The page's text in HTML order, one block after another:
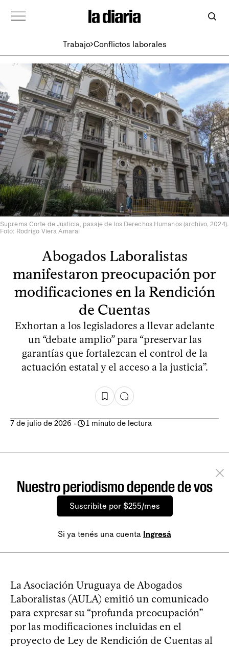
Trabajo Conflictos laborales
Suprema Corte de Justicia, pasaje de los Derechos Humanos (archivo, 2024).
Foto: Rodrigo Viera Amaral
Abogados Laboralistas
manifestaron preocupación por
modificaciones en la Rendición
de Cuentas
Exhortan a los legisladores a llevar adelante
un “debate amplio” para “preservar las
garantías que fortalezcan el control de la
actuación estatal y el acceso a la justicia”.
7 de julio de 2026 - 1 minuto de lectura
Nuestro periodismo depende de vos
Suscribite por $255/mes
Si ya tenés una cuenta Ingresá
La Asociación Uruguaya de Abogados
Laboralistas (AULA) emitió un comunicado
para expresar su “profunda preocupación”
por las modificaciones incluidas en el
proyecto de Ley de Rendición de Cuentas al